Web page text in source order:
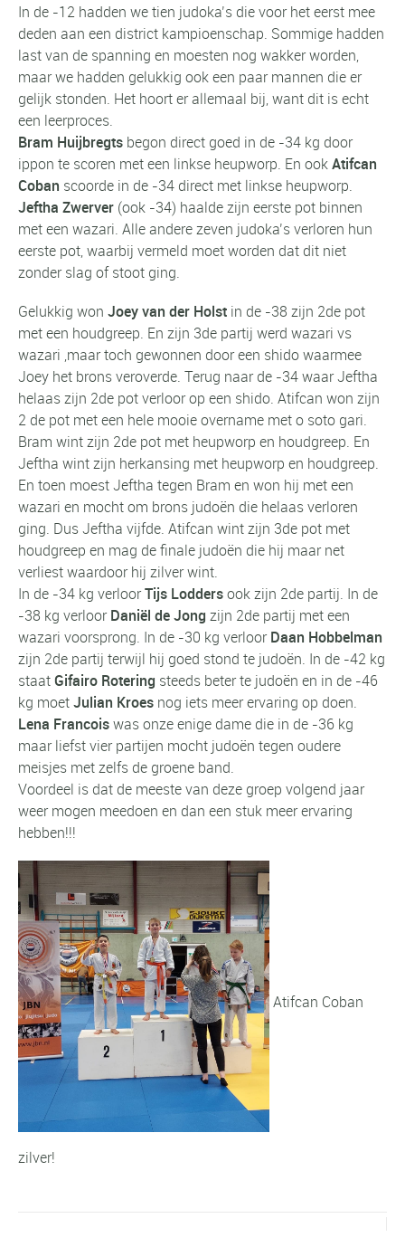
In de -12 hadden we tien judoka’s die voor het eerst mee
deden aan een district kampioenschap. Sommige hadden
last van de spanning en moesten nog wakker worden,
maar we hadden gelukkig ook een paar mannen die er
gelijk stonden. Het hoort er allemaal bij, want dit is echt
een leerproces.
Bram Huijbregts begon direct goed in de -34 kg door
ippon te scoren met een linkse heupworp. En ookAtifcan
Coban scoorde in de -34 direct met linkse heupworp.
Jeftha Zwerver (ook -34) haalde zijn eerste pot binnen
met een wazari. Alle andere zeven judoka’s verloren hun
eerste pot, waarbij vermeld moet worden dat dit niet
zonder slag of stoot ging.
Gelukkig won Joey van der Holst in de -38 zijn 2de pot
met een houdgreep. En zijn 3de partij werd wazari vs
wazari ,maar toch gewonnen door een shido waarmee
Joey het brons veroverde. Terug naar de -34 waar Jeftha
helaas zijn 2de pot verloor op een shido. Atifcan won zijn
2 de pot met een hele mooie overname met o soto gari.
Bram wint zijn 2de pot met heupworp en houdgreep. En
Jeftha wint zijn herkansing met heupworp en houdgreep.
En toen moest Jeftha tegen Bram en won hij met een
wazari en mocht om brons judoën die helaas verloren
ging. Dus Jeftha vijfde. Atifcan wint zijn 3de pot met
houdgreep en mag de finale judoën die hij maar net
verliest waardoor hij zilver wint.
In de -34 kg verloorTijs Loddersook zijn 2de partij. In de
-38 kg verloorDaniël de Jong zijn 2de partij met een
wazari voorsprong. In de -30 kg verloorDaan Hobbelman
zijn 2de partij terwijl hij goed stond te judoën. In de -42 kg
staatGifairo Rotering steeds beter te judoën en in de -46
kg moetJulian Kroes nog iets meer ervaring op doen.
Lena Francoiswas onze enige dame die in de -36 kg
maar liefst vier partijen mocht judoën tegen oudere
meisjes met zelfs de groene band.
Voordeel is dat de meeste van deze groep volgend jaar
weer mogen meedoen en dan een stuk meer ervaring
hebben!!!
Atifcan Coban
zilver!